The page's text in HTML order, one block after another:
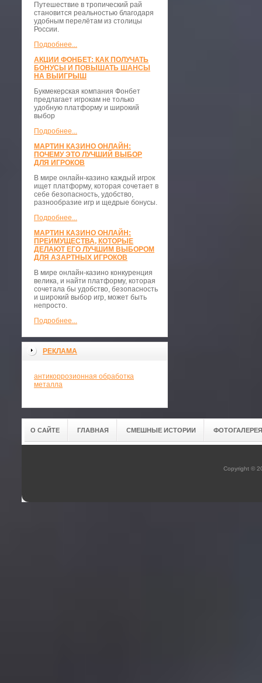
Путешествие в тропический рай
становится реальностью благодаря
удобным перелётам из столицы
России.
Подробнее...
АКЦИИ ФОНБЕТ: КАК ПОЛУЧАТЬ
БОНУСЫ И ПОВЫШАТЬ ШАНСЫ
НА ВЫИГРЫШ
Букмекерская компания Фонбет
предлагает игрокам не только
удобную платформу и широкий
выбор
Подробнее...
МАРТИН КАЗИНО ОНЛАЙН:
ПОЧЕМУ ЭТО ЛУЧШИЙ ВЫБОР
ДЛЯ ИГРОКОВ
В мире онлайн-казино каждый игрок
ищет платформу, которая сочетает в
себе безопасность, удобство,
разнообразие игр и щедрые бонусы.
Подробнее...
МАРТИН КАЗИНО ОНЛАЙН:
ПРЕИМУЩЕСТВА, КОТОРЫЕ
ДЕЛАЮТ ЕГО ЛУЧШИМ ВЫБОРОМ
ДЛЯ АЗАРТНЫХ ИГРОКОВ
В мире онлайн-казино конкуренция
велика, и найти платформу, которая
сочетала бы удобство, безопасность
и широкий выбор игр, может быть
непросто.
Подробнее...
РЕКЛАМА
антикоррозионная обработка
металла
О САЙТЕ ГЛАВНАЯ СМЕШНЫЕ ИСТОРИИ ФОТОГАЛЕРЕЯ
Copyright ©